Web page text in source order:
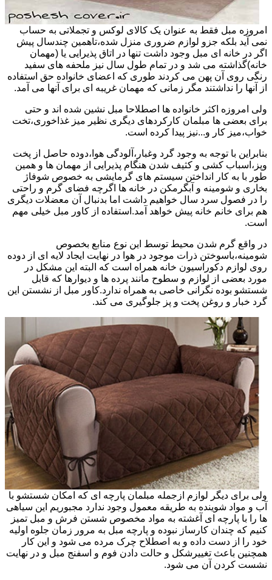
امروزه مبل فقط به عنوان یک کالای لوکس و تجملاتی به حساب
نمی آید بلکه جزو لوازم ضروری منزل شده،تاهمین چندسال پیش
اگر در خانه ای مبل وجود داشت تنها در اتاق پذیرایی یا (مهمان
خانه)گذاشته می شد و در تمام طول سال نیز ملحفه های سفید
رنگی روی آن پهن می کردند طوری که اعضای خانواده حق استفاده
از آنها را نداشتند مگر زمانی که مهمان غریبه ای برای آنها می آمد.
ولی امروزه اکثر خانواده ها اصطلاحا مبل نشین شده اند و حتی
برای بعضی ها مبلمان کارکردهای دیگری نظیر میز غذاخوری،تخت
خواب،میز کار و...نیز پیدا کرده است.
بنابراین با توجه به وجود گرد وغبار،آلودگی هوا،دوده حاصل از پخت
وپز،اسباب کشی و کثیف شدن هنگام پذیرایی از مهمان ها و همین
طور با به کار انداختن سیستم های گرمایشی به خصوص شوفاژ
بخاری و شومینه و آبگرمکن در خانه ها اگرچه فضای گرم و راحتی
را در فصول سرد سال خواهیم داشت اما بدنبال آن معضلات دیگری
هم برای خانم خانه پیش خواهد آمد.استفاده از کاور مبل خیلی مهم
است.
در واقع گرم شدن محیط توسط این نوع منابع بخصوص
شومینه،باسوختن ذرات موجود در هوا در نهایت ایجاد لایه ای از دوده
روی لوازم دکوراسیون خانه همراه است که البته این مشکل در
مورد بعضی از لوازم و سطوح مانند پرده ها و دیوارها که قابل
شستشو بوده نگرانی خاصی به همراه ندارد.کاور مبل از نشستن این
گرد خبار و روغن پخت و پز جلوگیری می کند.
ولی برای دیگر لوازم ازجمله مبلمان پارچه ای که امکان شستشو با
آب و مواد شوینده به طریقه معمول وجود ندارد مجبوریم این سیاهی
ها را با پارچه ای آغشته به مواد مخصوص شستن فرش و مبل تمیز
کنیم که چندان کارساز نبوده و پارچه مبل به مرور زمان جلوه اولیه
خود را از دست داده و به اصطلاح چرک مرده می شود و این کار
همچنین باعث تغییرشکل و حالت دادن فوم و اسفنج مبل و در نهایت
نشست کردن آن می شود.